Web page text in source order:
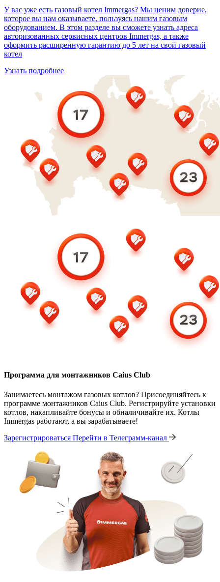
У вас уже есть газовый котел Immergas? Мы ценим доверие,
которое вы нам оказываете, пользуясь нашим газовым
оборудованием. В этом разделе вы сможете узнать адреса
авторизованных сервисных центров Immergas, а также
оформить расширенную гарантию до 5 лет на свой газовый
котел
Узнать подробнее
Программа для монтажников Caius Club
Занимаетесь монтажом газовых котлов? Присоединяйтесь к
программе монтажников Caius Club. Регистрируйте установки
котлов, накапливайте бонусы и обналичивайте их. Котлы
Immergas работают, а вы зарабатываете!
Зарегистрироваться Перейти в Телеграмм-канал